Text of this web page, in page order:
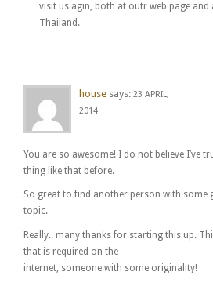
visit us agin, both at outr web page and
Thailand.
house says: 23 APRIL,
2014
You are so awesome! I do not believe I’ve
thing like that before.
So great to find another person with some
topic.
Really.. many thanks for starting this up.
that is required on the
internet, someone with some originality!